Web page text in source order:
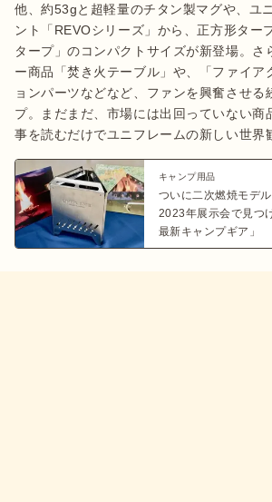
他、約53gと超軽量のチタン製マグや、ユ
ント「REVOシリーズ」から、正方形ター
タープ」のコンパクトサイズが新登場。さ
ー商品「焚き火テーブル」や、「ファイア
ョンパーツなどなど、ファンを興奮させる
プ。まだまだ、市場には出回っていない商
事を読むだけでユニフレームの新しい世界
キャンプ用品
ついに二次燃焼モデ
2023年展示会で見つ
最新キャンプギア」